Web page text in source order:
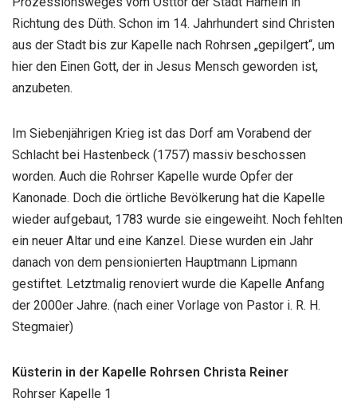
Richtung des Düth. Schon im 14. Jahrhundert sind Christen
aus der Stadt bis zur Kapelle nach Rohrsen „gepilgert“, um
hier den Einen Gott, der in Jesus Mensch geworden ist,
anzubeten.
Im Siebenjährigen Krieg ist das Dorf am Vorabend der
Schlacht bei Hastenbeck (1757) massiv beschossen
worden. Auch die Rohrser Kapelle wurde Opfer der
Kanonade. Doch die örtliche Bevölkerung hat die Kapelle
wieder aufgebaut, 1783 wurde sie eingeweiht. Noch fehlten
ein neuer Altar und eine Kanzel. Diese wurden ein Jahr
danach von dem pensionierten Hauptmann Lipmann
gestiftet. Letztmalig renoviert wurde die Kapelle Anfang
der 2000er Jahre. (nach einer Vorlage von Pastor i. R. H.
Stegmaier)
Küsterin in der Kapelle Rohrsen Christa Reiner
Rohrser Kapelle 1